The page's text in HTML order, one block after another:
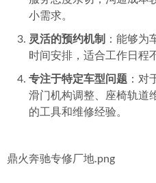
要服务本地及周边镇区的豪车
推荐理由：
注重维修工艺细节：在车
饰拆装方面讲究工艺，适
的威霆车主，例如解决商
服务态度亲切，沟通成本